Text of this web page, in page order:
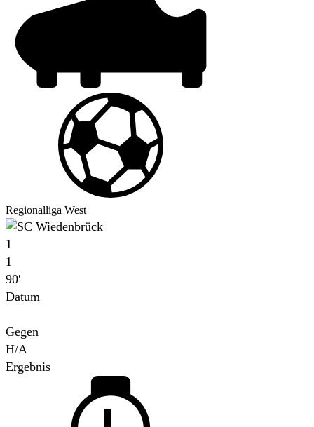
Regionalliga West
1
1
90′
Datum
Gegen
H/A
Ergebnis